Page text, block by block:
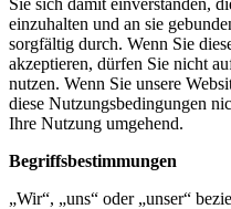
Sie sich damit einverstanden,
einzuhalten und an sie
sorgfältig durch. Wenn Sie
akzeptieren, dürfen Sie nicht
nutzen. Wenn Sie unsere
diese Nutzungsbedingungen
Ihre Nutzung umgehend.
Begriffsbestimmungen
„Wir“, „uns“ oder „unser“